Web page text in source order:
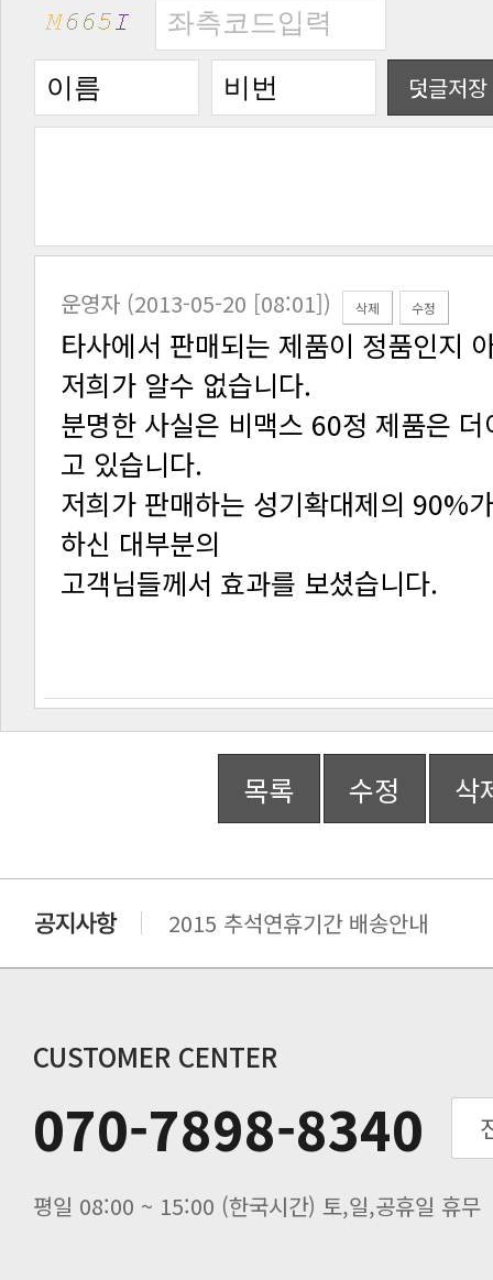
덧글저장
운영자 (2013-05-20 [08:01]) 삭제 수정
저희가 알수 없습니다.
고 있습니다.
하신 대부분의
고객님들께서 효과를 보셨습니다.
목록 수정 삭
2015 추석연휴기간 배송안내
추수감사절 배송안내
추석기간 배송안내
노동절(9월3일) 배송업무 안내
입금 고객님을 찾습니다.
CUSTOMER CENTER
070-7898-8340
평일 08:00 ~ 15:00 (한국시간) 토,일,공휴일 휴무